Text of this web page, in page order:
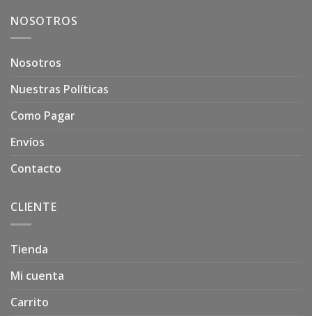
NOSOTROS
Nosotros
Nuestras Políticas
Como Pagar
Envíos
Contacto
CLIENTE
Tienda
Mi cuenta
Carrito